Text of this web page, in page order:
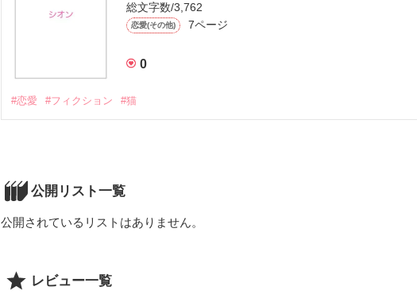
総文字数/3,762
恋愛(その他) 7ページ
0
#恋愛 #フィクション #猫
公開リスト一覧
公開されているリストはありません。
レビュー一覧